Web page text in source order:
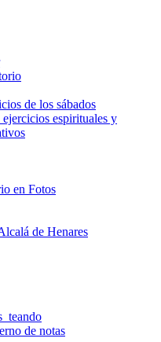
de los sábados
ejercicios espirituales y
en Fotos
de Henares
de notas